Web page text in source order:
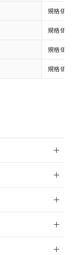
規格値
規格値
規格値
規格値
必要が
社にご
社の製
ること
するこ
テル類４
間は出
を完了
い限
りま
へお問